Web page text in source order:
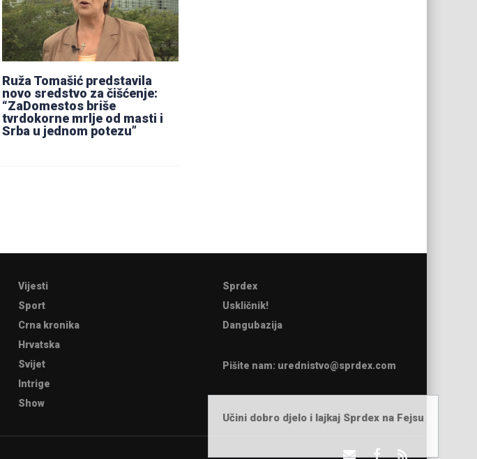
Ruža Tomašić predstavila
novo sredstvo za čišćenje:
“ZaDomestos briše
tvrdokorne mrlje od masti i
Srba u jednom potezu”
Vijesti
Sport
Crna kronika
Hrvatska
Svijet
Intrige
Show
Sprdex
Uskličnik!
Dangubazija
Pišite nam: urednistvo@sprdex.com
Učini dobro djelo i lajkaj Sprdex na Fejsu